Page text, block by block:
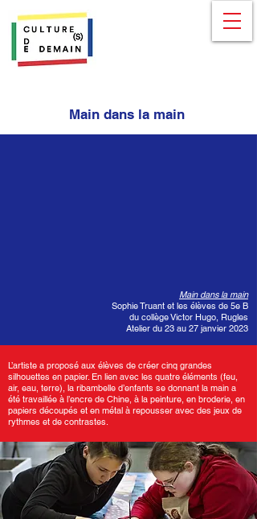
Main dans la main
Main dans la main
Sophie Truant et les élèves de 5e B
du collège Victor Hugo, Rugles
Atelier du 23 au 27 janvier 2023
L’artiste a proposé aux élèves de créer cinq grandes
silhouettes en papier. En lien avec les quatre éléments (feu,
air, eau, terre), la ribambelle d’enfants se donnant la main a
été travaillée à l’encre de Chine, à la peinture, en broderie, en
papiers découpés et en métal à repousser avec des jeux de
rythmes et de contrastes.